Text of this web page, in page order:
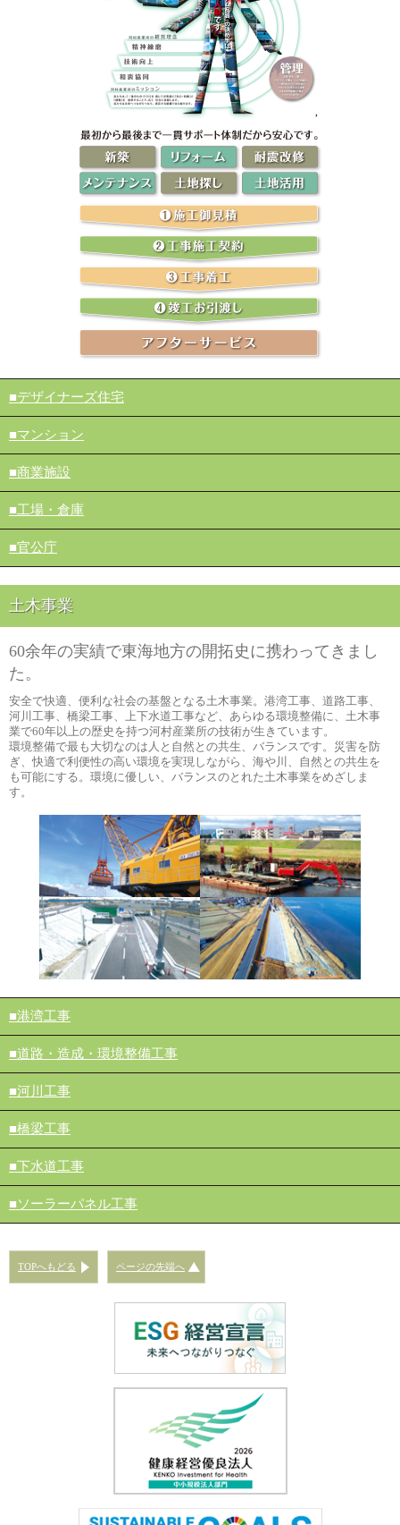
デザイナーズ住宅
マンション
商業施設
工場・倉庫
官公庁
土木事業
60余年の実績で東海地方の開拓史に携わってきまし
た。
安全で快適、便利な社会の基盤となる土木事業。港湾工事、道路工事、
河川工事、橋梁工事、上下水道工事など、あらゆる環境整備に、土木事
業で60年以上の歴史を持つ河村産業所の技術が生きています。
環境整備で最も大切なのは人と自然との共生、バランスです。災害を防
ぎ、快適で利便性の高い環境を実現しながら、海や川、自然との共生を
も可能にする。環境に優しい、バランスのとれた土木事業をめざしま
す。
港湾工事
道路・造成・環境整備工事
河川工事
橋梁工事
下水道工事
ソーラーパネル工事
TOPへもどる ページの先端へ